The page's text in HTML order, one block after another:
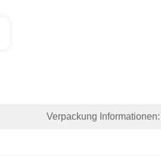
Verpackung Informationen: